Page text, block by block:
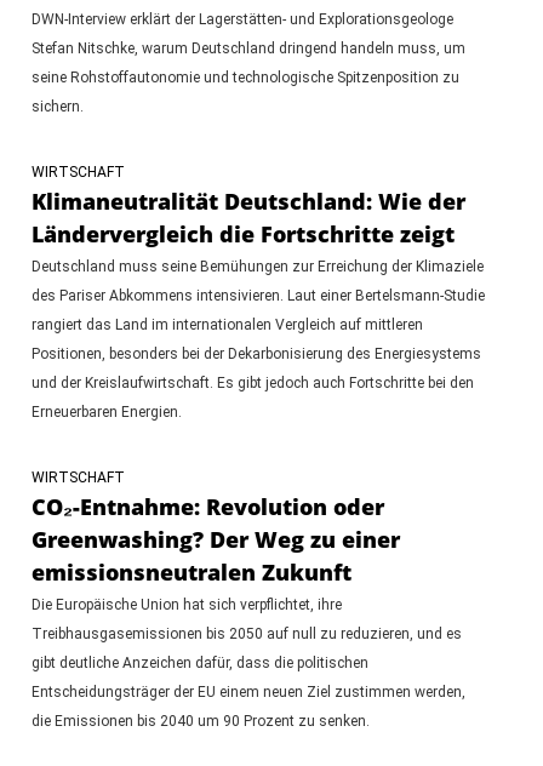
DWN-Interview erklärt der Lagerstätten- und Explorationsgeologe
Stefan Nitschke, warum Deutschland dringend handeln muss, um
seine Rohstoffautonomie und technologische Spitzenposition zu
sichern.
WIRTSCHAFT
Klimaneutralität Deutschland: Wie der
Ländervergleich die Fortschritte zeigt
Deutschland muss seine Bemühungen zur Erreichung der Klimaziele
des Pariser Abkommens intensivieren. Laut einer Bertelsmann-Studie
rangiert das Land im internationalen Vergleich auf mittleren
Positionen, besonders bei der Dekarbonisierung des Energiesystems
und der Kreislaufwirtschaft. Es gibt jedoch auch Fortschritte bei den
Erneuerbaren Energien.
WIRTSCHAFT
CO₂-Entnahme: Revolution oder
Greenwashing? Der Weg zu einer
emissionsneutralen Zukunft
Die Europäische Union hat sich verpflichtet, ihre
Treibhausgasemissionen bis 2050 auf null zu reduzieren, und es
gibt deutliche Anzeichen dafür, dass die politischen
Entscheidungsträger der EU einem neuen Ziel zustimmen werden,
die Emissionen bis 2040 um 90 Prozent zu senken.